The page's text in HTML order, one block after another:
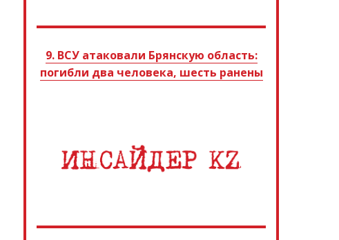
9. ВСУ атаковали Брянскую область:
погибли два человека, шесть ранены